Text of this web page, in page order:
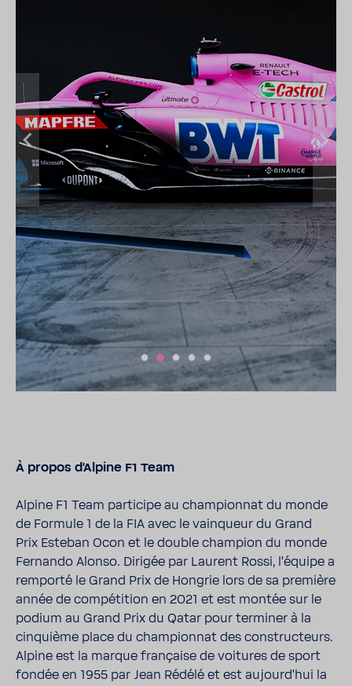
À propos d'Al­pine F1 Team
Alpine F1 Team parti­cipe au cham­pionnat du monde
de Formule 1 de la FIA avec le vain­queur du Grand
Prix Esteban Ocon et le double cham­pion du monde
Fernando Alonso. Dirigée par Laurent Rossi, l'équipe a
remporté le Grand Prix de Hongrie lors de sa première
année de compé­ti­tion en 2021 et est montée sur le
podium au Grand Prix du Qatar pour terminer à la
cinquième place du cham­pionnat des construc­teurs.
Alpine est la marque fran­çaise de voitures de sport
fondée en 1955 par Jean Rédélé et est aujour­d'hui la